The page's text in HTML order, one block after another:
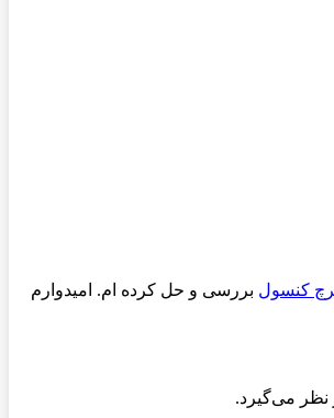
بررسی و حل کرده ام. امیدوارم